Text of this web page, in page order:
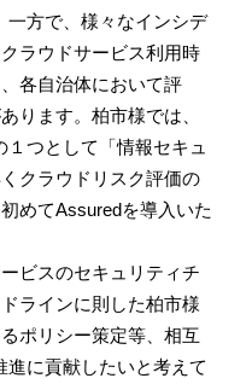
一方で、様々なインシデ
ラウドサービス利用時
各自治体において評
ります。柏市様では、
つとして「情報セキュ
クラウドリスク評価の
めてAssuredを導入いた
ビスのセキュリティチ
ラインに則した柏市様
ポリシー策定等、相互
に貢献したいと考えて